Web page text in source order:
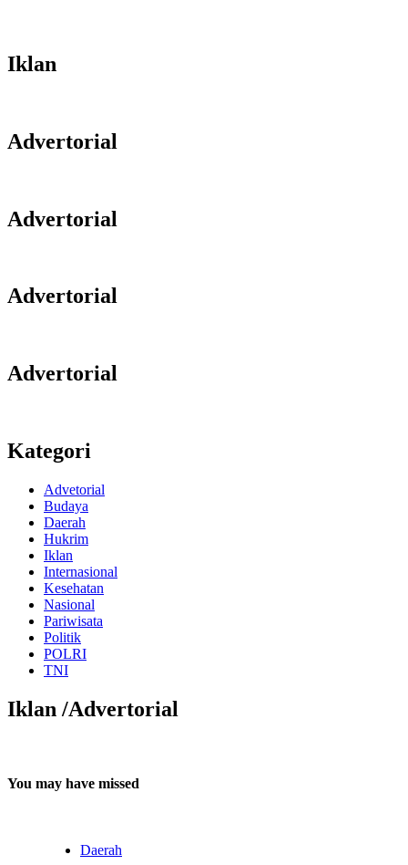
Iklan
Advertorial
Advertorial
Advertorial
Advertorial
Kategori
Advetorial
Budaya
Daerah
Hukrim
Iklan
Internasional
Kesehatan
Nasional
Pariwisata
Politik
POLRI
TNI
Iklan /Advertorial
You may have missed
Daerah